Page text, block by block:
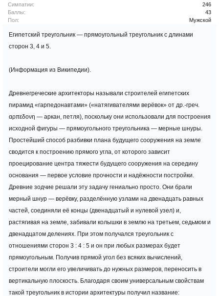
Симпатии:
246
Баллы:
43
Пол:
Мужской
Египетский треугольник — прямоугольный треугольник с длинами
сторон 3, 4 и 5.
(Информация из Википедии).
Древнегреческие архитекторы называли строителей египетских
пирамид «гарпедонавтами» («натягивателями верёвок» от др.-греч.
αρπεδονη — аркан, петля), поскольку они использовали для построения
исходной фигуры — прямоугольного треугольника — мерные шнуры.
Простейший способ разбивки плана будущего сооружения на земле
сводится к построению прямого угла, от которого зависит
проецирование центра тяжести будущего сооружения на середину
основания — первое условие прочности и надёжности постройки.
Древние зодчие решали эту задачу гениально просто. Они брали
мерный шнур — верёвку, разделённую узлами на двенадцать равных
частей, соединяли её концы (двенадцатый и нулевой узел) и,
растягивая на земле, забивали колышки в землю на третьем, седьмом и
двенадцатом делениях. При этом получался треугольник с
отношениями сторон 3 : 4 : 5 и он при любых размерах будет
прямоугольным. Получив прямой угол без всяких вычислений,
строители могли его увеличивать до нужных размеров, переносить в
вертикальную плоскость. Благодаря своим универсальным свойствам
такой треугольник в истории архитектуры получил название: